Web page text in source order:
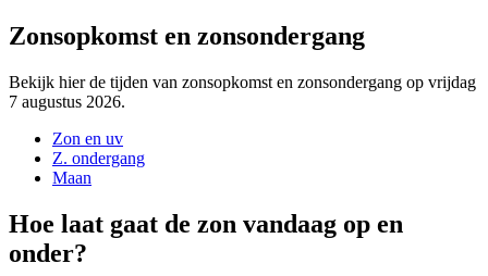
Zonsopkomst en zonsondergang
Bekijk hier de tijden van zonsopkomst en zonsondergang op vrijdag
7 augustus 2026.
Zon en uv
Z. ondergang
Maan
Hoe laat gaat de zon vandaag op en
onder?